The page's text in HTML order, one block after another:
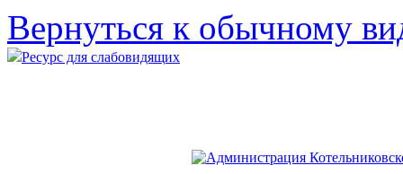
Вернуться к обычному
Ресурс для слабовидящих